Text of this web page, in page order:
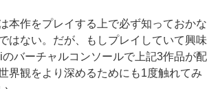
本作をプレイする上で必ず知っておかな
はない。だが、もしプレイしていて興味
バーチャルコンソールで上記3作品が配
界観をより深めるためにも1度触れてみ